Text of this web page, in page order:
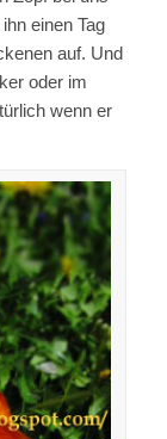
einen Tag
auf. Und
oder im
wenn er